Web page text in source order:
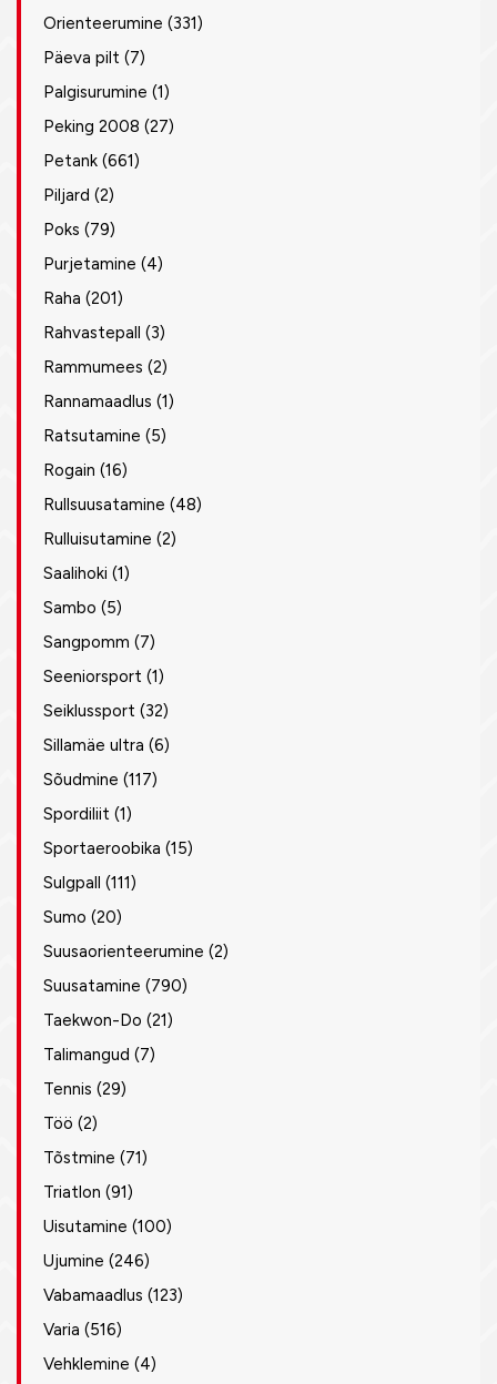
Orienteerumine (331)
Päeva pilt (7)
Palgisurumine (1)
Peking 2008 (27)
Petank (661)
Piljard (2)
Poks (79)
Purjetamine (4)
Raha (201)
Rahvastepall (3)
Rammumees (2)
Rannamaadlus (1)
Ratsutamine (5)
Rogain (16)
Rullsuusatamine (48)
Rulluisutamine (2)
Saalihoki (1)
Sambo (5)
Sangpomm (7)
Seeniorsport (1)
Seiklussport (32)
Sillamäe ultra (6)
Sõudmine (117)
Spordiliit (1)
Sportaeroobika (15)
Sulgpall (111)
Sumo (20)
Suusaorienteerumine (2)
Suusatamine (790)
Taekwon-Do (21)
Talimangud (7)
Tennis (29)
Töö (2)
Tõstmine (71)
Triatlon (91)
Uisutamine (100)
Ujumine (246)
Vabamaadlus (123)
Varia (516)
Vehklemine (4)